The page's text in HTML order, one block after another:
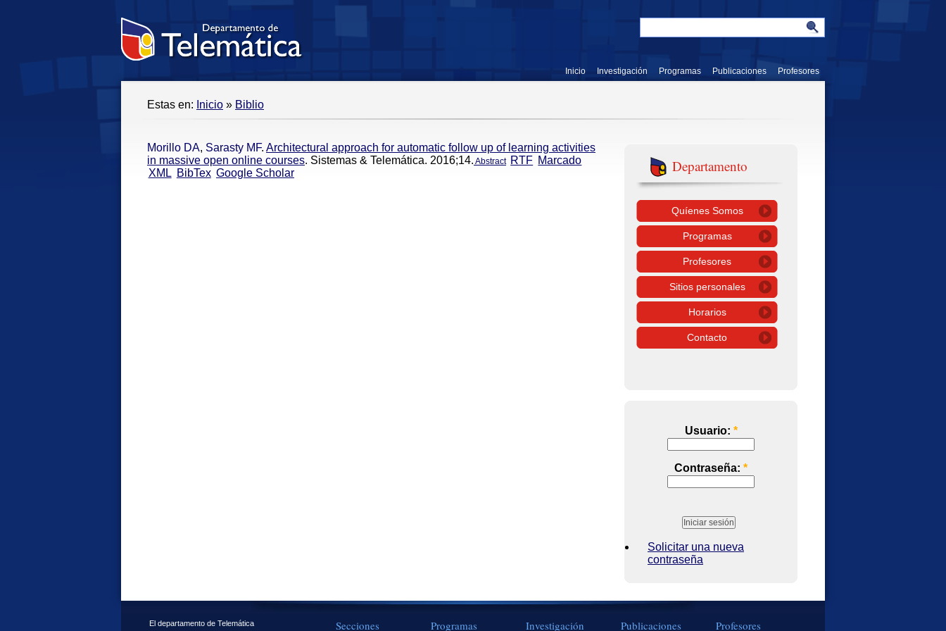
Inicio Investigación Programas Publicaciones Profesores
Estas en: Inicio » Biblio
Morillo DA, Sarasty MF. Architectural approach for automatic follow up of learning activities
in massive open online courses. Sistemas & Telemática. 2016;14. Abstract RTF Marcado
XML BibTex Google Scholar Departamento
Quíenes Somos
Programas
Profesores
Sitios personales
Horarios
Contacto
Usuario: *
Contraseña: *
Solicitar una nueva
contraseña
El departamento de Telemática
Secciones Programas Investigación Publicaciones Profesores